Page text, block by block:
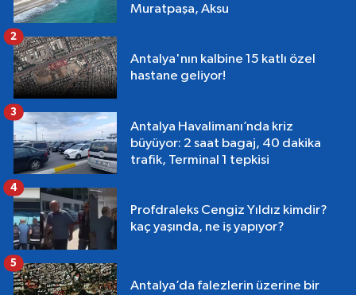
Muratpaşa, Aksu
Antalya'nın kalbine 15 katlı özel
hastane geliyor!
2
Antalya Havalimanı’nda kriz
büyüyor: 2 saat bagaj, 40 dakika
trafik, Terminal 1 tepkisi
3
Profdraleks Cengiz Yıldız kimdir?
kaç yaşında, ne iş yapıyor?
4
Antalya’da falezlerin üzerine bir
5